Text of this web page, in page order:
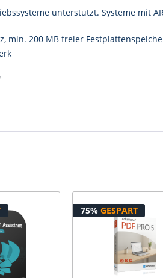
unterstützt. Systeme mit
200 MB freier
75% GESPART